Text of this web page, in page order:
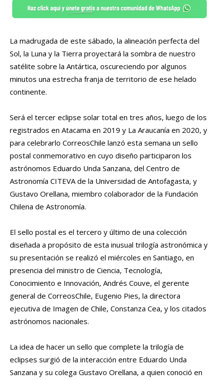
La madrugada de este sábado, la alineación perfecta del
Sol, la Luna y la Tierra proyectará la sombra de nuestro
satélite sobre la Antártica, oscureciendo por algunos
minutos una estrecha franja de territorio de ese helado
continente.
Será el tercer eclipse solar total en tres años, luego de los
registrados en Atacama en 2019 y La Araucanía en 2020, y
para celebrarlo CorreosChile lanzó esta semana un sello
postal conmemorativo en cuyo diseño participaron los
astrónomos Eduardo Unda Sanzana, del Centro de
Astronomía CITEVA de la Universidad de Antofagasta, y
Gustavo Orellana, miembro colaborador de la Fundación
Chilena de Astronomía.
El sello postal es el tercero y último de una colección
diseñada a propósito de esta inusual trilogía astronómica y
su presentación se realizó el miércoles en Santiago, en
presencia del ministro de Ciencia, Tecnología,
Conocimiento e Innovación, Andrés Couve, el gerente
general de CorreosChile, Eugenio Pies, la directora
ejecutiva de Imagen de Chile, Constanza Cea, y los citados
astrónomos nacionales.
La idea de hacer un sello que complete la trilogía de
eclipses surgió de la interacción entre Eduardo Unda
Sanzana y su colega Gustavo Orellana, a quien conoció en